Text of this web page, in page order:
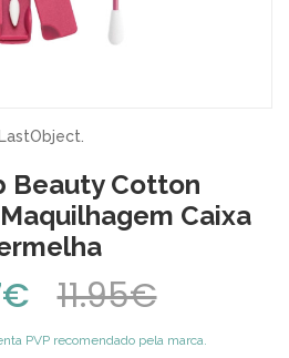
LastObject.
Beauty Cotton
Caixa
11.95€
PVP recomendado pela marca.